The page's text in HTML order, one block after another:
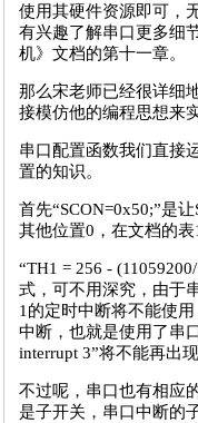
使用其硬件资源即可，
有兴趣了解串口更多细
机》文档的第十一章。
那么宋老师已经很详细
接模仿他的编程思想来
串口配置函数我们直接
置的知识。
首先“SCON=0x50;”是
其他位置0，在文档的表
“TH1 = 256 -
式，可不用深究，由于
1的定时中断将不能使
中断，也就是使用了串
interrupt 3”将不能再出
不过呢，串口也有相应
是子开关，串口中断的